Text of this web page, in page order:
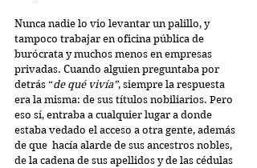
Nunca nadie lo vio levantar un palillo, y
tampoco trabajar en oficina pública de
burócrata y muchos menos en empresas
privadas. Cuando alguien preguntaba por
detrás “de qué vivía”, siempre la respuesta
era la misma: de sus títulos nobiliarios. Pero
eso sí, entraba a cualquier lugar a donde
estaba vedado el acceso a otra gente, además
de que  hacía alarde de sus ancestros nobles,
de la cadena de sus apellidos y de las cédulas